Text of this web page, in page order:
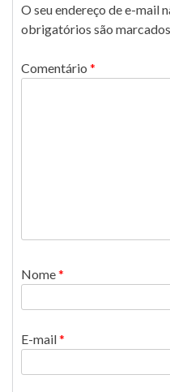
O seu endereço de e-mail
obrigatórios são
Comentário *
Nome*
E-mail*